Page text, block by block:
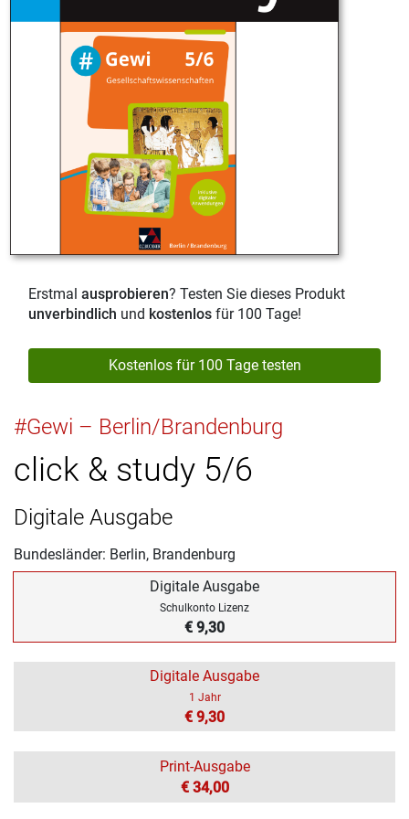
Erstmal ausprobieren? Testen Sie dieses Produkt
unverbindlich und kostenlos für 100 Tage!
Kostenlos für 100 Tage testen
#Gewi – Berlin/Brandenburg
click & study 5/6
Digitale Ausgabe
Bundesländer: Berlin, Brandenburg
Digitale Ausgabe
Schulkonto Lizenz
€ 9,30
Digitale Ausgabe
1 Jahr
€ 9,30
Print-Ausgabe
€ 34,00